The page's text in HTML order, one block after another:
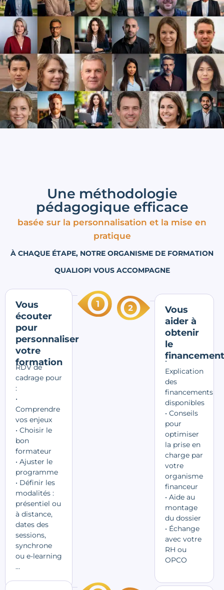
Une méthodologie
pédagogique efficace
basée sur la personnalisation et la mise en
pratique
À CHAQUE ÉTAPE, NOTRE ORGANISME DE FORMATION
QUALIOPI VOUS ACCOMPAGNE
Vous
écouter
pour
personnaliser
votre
formation
RDV de
cadrage pour
:
•
Comprendre
vos enjeux
• Choisir le
bon
formateur
• Ajuster le
programme
• Définir les
modalités :
présentiel ou
à distance,
dates des
sessions,
synchrone
ou e-learning
…
Vous
aider à
obtenir
le
financement
•
Explication
des
financements
disponibles
• Conseils
pour
optimiser
la prise en
charge par
votre
organisme
financeur
• Aide au
montage
du dossier
• Échange
avec votre
RH ou
OPCO